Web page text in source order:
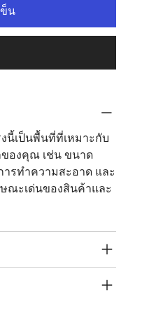
ข็น
นี้เป็นพื้นที่ที่เหมาะกับ
ของคุณ เช่น ขนาด
รทำความสะอาด และ
ณะเด่นของสินค้าและ